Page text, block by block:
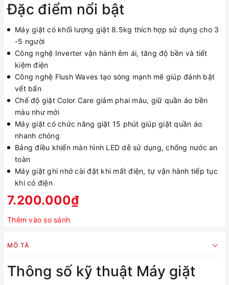
Đặc điểm nổi bật
Máy giặt có khối lượng giặt 8.5kg thích hợp sử dụng cho 3
-5 người
Công nghệ Inverter vận hành êm ái, tăng độ bền và tiết
kiệm điện
Công nghệ Flush Waves tạo sóng mạnh mẽ giúp đánh bật
vết bẩn
Chế độ giặt Color Care giảm phai màu, giữ quần áo bền
màu như mới
Máy giặt có chức năng giặt 15 phút giúp giặt quần áo
nhanh chóng
Bảng điều khiển màn hình LED dễ sử dụng, chống nước an
toàn
Máy giặt ghi nhớ cài đặt khi mất điện, tự vận hành tiếp tục
khi có điện
7.200.000₫
Thêm vào so sánh
MÔ TẢ
Thông số kỹ thuật Máy giặt